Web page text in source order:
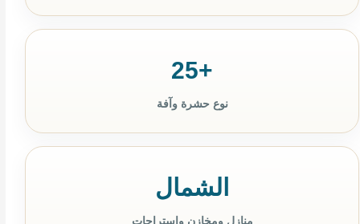
+25
نوع حشرة وآفة
الشمال
منازل ومخازن واستراحات